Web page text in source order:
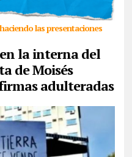
las presentaciones
la interna del
de Moisés
adulteradas
...